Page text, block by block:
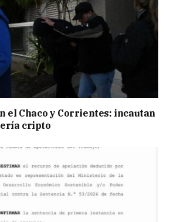
el Chaco y Corrientes: incautan
cripto